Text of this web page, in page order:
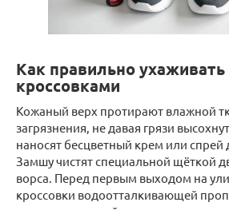
Как правильно ухаживать
кроссовками
Кожаный верх протирают влажной
загрязнения, не давая грязи
наносят бесцветный крем или спрей
Замшу чистят специальной щёткой
ворса. Перед первым выходом на
кроссовки водоотталкивающей